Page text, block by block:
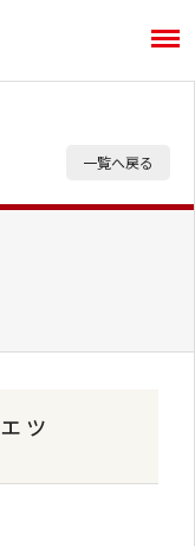
一覧へ戻る
ッ